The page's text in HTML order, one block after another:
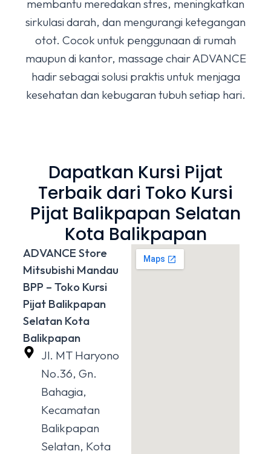
membantu meredakan stres, meningkatkan
sirkulasi darah, dan mengurangi ketegangan
otot. Cocok untuk penggunaan di rumah
maupun di kantor, massage chair ADVANCE
hadir sebagai solusi praktis untuk menjaga
kesehatan dan kebugaran tubuh setiap hari.
Dapatkan Kursi Pijat
Terbaik dari Toko Kursi
Pijat Balikpapan Selatan
Kota Balikpapan
ADVANCE Store
Mitsubishi Mandau
BPP – Toko Kursi
Pijat Balikpapan
Selatan Kota
Balikpapan
Jl. MT Haryono
No.36, Gn.
Bahagia,
Kecamatan
Balikpapan
Selatan, Kota